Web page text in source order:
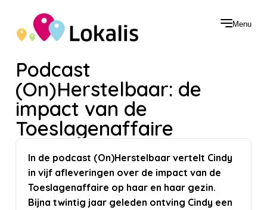
Menu
Podcast
(On)Herstelbaar: de
impact van de
Toeslagenaffaire
In de podcast (On)Herstelbaar vertelt Cindy
in vijf afleveringen over de impact van de
Toeslagenaffaire op haar en haar gezin.
Bijna twintig jaar geleden ontving Cindy een